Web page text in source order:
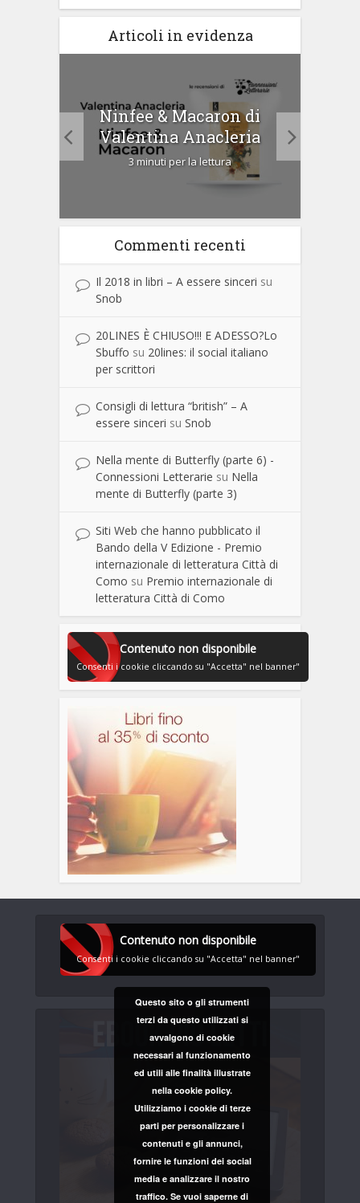
Articoli in evidenza
Ninfee & Macaron di
Valentina Anacleria
3 minuti per la lettura
Commenti recenti
Il 2018 in libri – A essere sinceri su
Snob
20LINES È CHIUSO!!! E ADESSO?Lo
Sbuffo su 20lines: il social italiano
per scrittori
Consigli di lettura “british” – A
essere sinceri su Snob
Nella mente di Butterfly (parte 6) -
Connessioni Letterarie su Nella
mente di Butterfly (parte 3)
Siti Web che hanno pubblicato il
Bando della V Edizione - Premio
internazionale di letteratura Città di
Como su Premio internazionale di
letteratura Città di Como
Contenuto non disponibile
Consenti i cookie cliccando su "Accetta" nel banner"
Contenuto non disponibile
Consenti i cookie cliccando su "Accetta" nel banner"
Questo sito o gli strumenti
terzi da questo utilizzati si
avvalgono di cookie
necessari al funzionamento
ed utili alle finalità illustrate
nella cookie policy.
Utilizziamo i cookie di terze
parti per personalizzare i
contenuti e gli annunci,
fornire le funzioni dei social
media e analizzare il nostro
traffico. Se vuoi saperne di